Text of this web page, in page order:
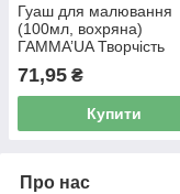
Гуаш для малювання
(100мл, вохряна)
ГАММА’UA Творчість
71,95 ₴
Купити
Про нас